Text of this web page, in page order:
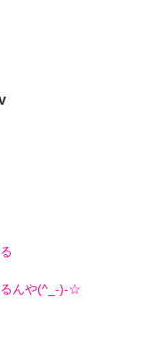
るんや(^_-)-☆